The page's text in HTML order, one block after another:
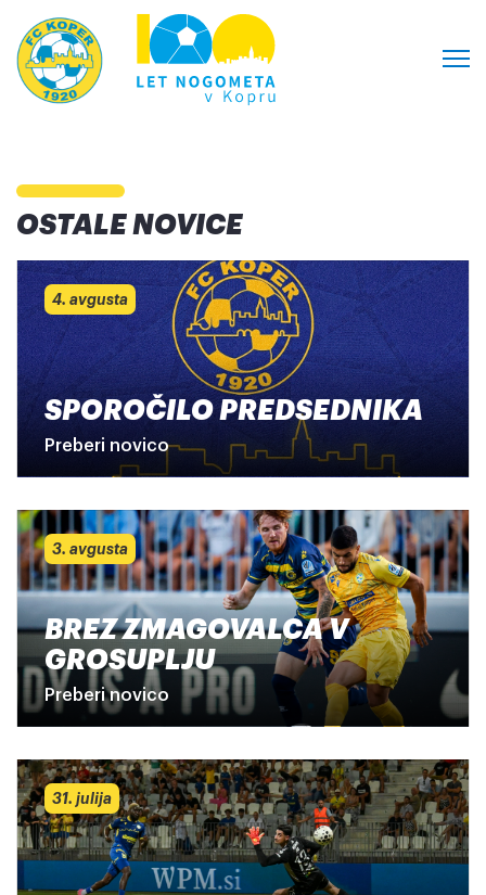
OSTALE NOVICE
4. avgusta
SPOROČILO PREDSEDNIKA
Preberi novico
3. avgusta
BREZ ZMAGOVALCA V
GROSUPLJU
Preberi novico
31. julija